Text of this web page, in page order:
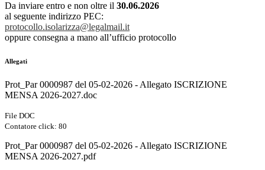
Da inviare entro e non oltre il 30.06.2026
al seguente indirizzo PEC:
protocollo.isolarizza@legalmail.it
oppure consegna a mano all’ufficio protocollo
Allegati
Prot_Par 0000987 del 05-02-2026 - Allegato ISCRIZIONE
MENSA 2026-2027.doc
File DOC
Contatore click: 80
Prot_Par 0000987 del 05-02-2026 - Allegato ISCRIZIONE
MENSA 2026-2027.pdf